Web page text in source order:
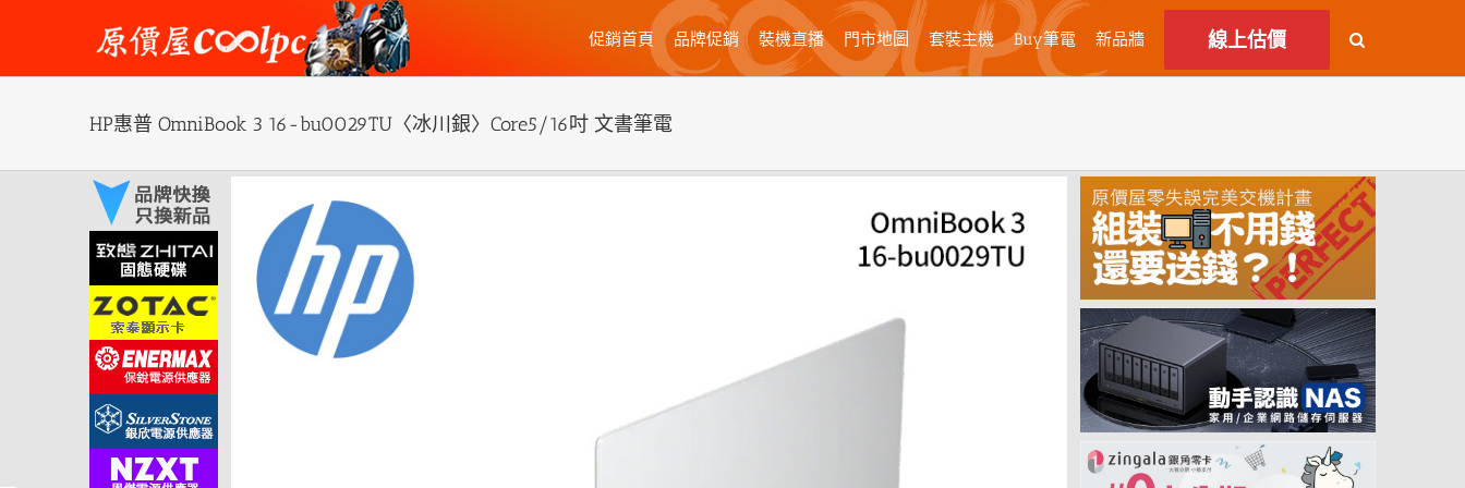
content
促銷首頁 品牌促銷 裝機直播 門市地圖 套裝主機 Buy筆電 新品牆 線上估價
HP惠普 OmniBook 3 16-bu0029TU〈冰川銀〉Core5/16吋 文書筆電
Larger
Image